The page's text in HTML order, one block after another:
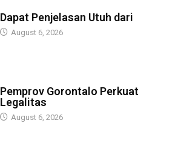
Dapat Penjelasan Utuh dari
August 6, 2026
Pemprov Gorontalo Perkuat
Legalitas
August 6, 2026